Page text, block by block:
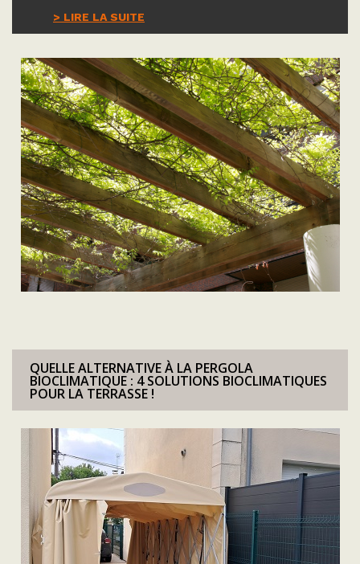
> LIRE LA SUITE
QUELLE ALTERNATIVE À LA PERGOLA
BIOCLIMATIQUE : 4 SOLUTIONS BIOCLIMATIQUES
POUR LA TERRASSE !